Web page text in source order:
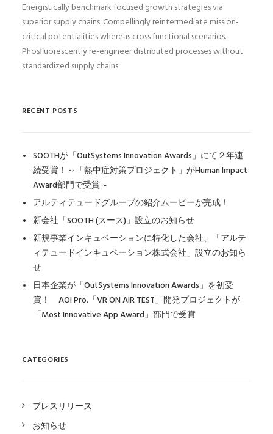
Energistically benchmark focused growth strategies via
superior supply chains. Compellingly reintermediate mission-
critical potentialities whereas cross functional scenarios.
Phosfluorescently re-engineer distributed processes without
standardized supply chains.
RECENT POSTS
SOOTHが「OutSystems Innovation Awards」にて２年連
続受賞！～「熱中症対策プロジェクト」がHuman Impact
Award部門で受賞～
アルティテュードグループの紹介ムービーが完成！
新会社「SOOTH (スース)」設立のお知らせ
新規事業インキュベーションに特化した会社、「アルテ
ィテュードインキュベーション株式会社」設立のお知ら
せ
日本企業が「OutSystems Innovation Awards」を初受
賞！ AOI Pro.「VR ON AIR TEST」開発プロジェクトが
「Most Innovative App Award」部門で受賞
CATEGORIES
プレスリリース
お知らせ